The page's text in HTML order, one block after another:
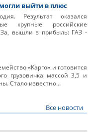
выйти в плюс
Результат оказался
крупные российские
вышли в прибыль: ГАЗ -
«Карго» и готовится
грузовичка массой 3,5 и
Стало известно…
Все новости